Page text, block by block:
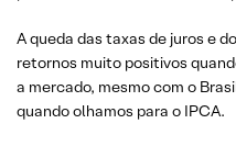
A queda das taxas de juros e
retornos muito positivos
a mercado, mesmo com o
quando olhamos para o IPCA.